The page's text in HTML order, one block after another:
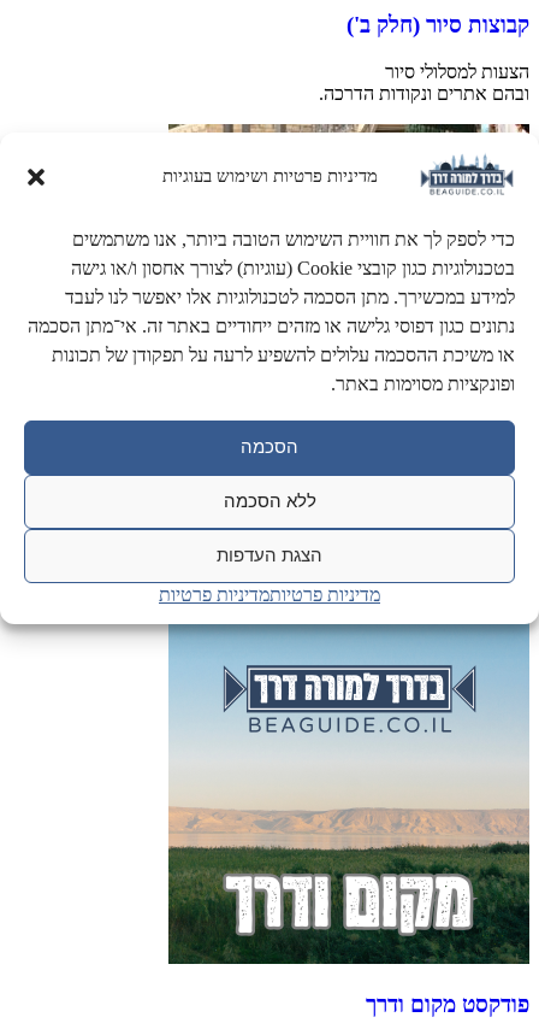
מדיניות פרטיות ושימוש בעוגיות
כדי לספק לך את חוויית השימוש הטובה ביותר, אנו משתמשים
בטכנולוגיות כגון קובצי Cookie (עוגיות) לצורך אחסון ו/או גישה
למידע במכשירך. מתן הסכמה לטכנולוגיות אלו יאפשר לנו לעבד
נתונים כגון דפוסי גלישה או מזהים ייחודיים באתר זה. אי־מתן הסכמה
או משיכת ההסכמה עלולים להשפיע לרעה על תפקודן של תכונות
ופונקציות מסוימות באתר.
הסכמה
ללא הסכמה
הצגת העדפות
מדיניות פרטיותמדיניות פרטיות
קבוצות סיור (חלק ב')
הצעות למסלולי סיור
ובהם אתרים ונקודות הדרכה.
שאלות ממבחנים בע"פ
פודקסט מקום ודרך